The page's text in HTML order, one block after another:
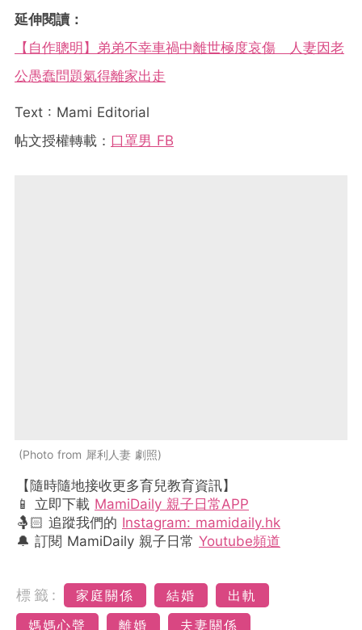
延伸閱讀：
【自作聰明】弟弟不幸車禍中離世極度哀傷 人妻因老
公愚蠢問題氣得離家出走
Text : Mami Editorial
帖文授權轉載： 口罩男 FB
Photo from 犀利人妻 劇照
【隨時隨地接收更多育兒教育資訊】
📱 立即下載 MamiDaily 親子日常APP
🤱🏻 追蹤我們的 Instagram: mamidaily.hk
🔔 訂閱 MamiDaily 親子日常 Youtube頻道
標籤: 家庭關係 結婚
出軌
媽媽心聲
離婚 夫妻關係